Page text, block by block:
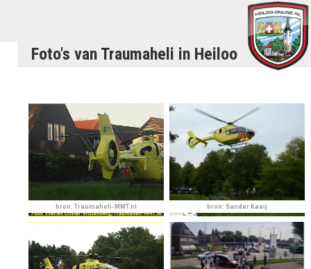
Foto's van Traumaheli in Heiloo
bron: Traumaheli-MMT.nl bron: Sander Kaaij